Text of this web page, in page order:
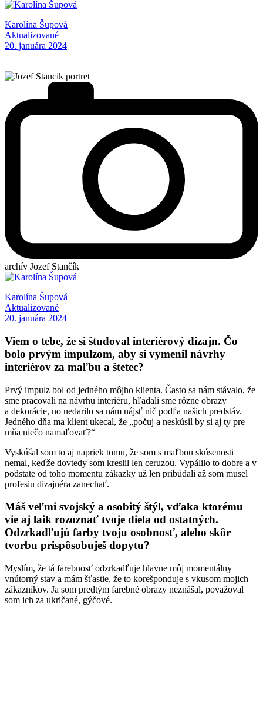
Karolína Šupová
Aktualizované
20. januára 2024
archív Jozef Stančík
Karolína Šupová
Aktualizované
20. januára 2024
Viem o tebe, že si študoval interiérový dizajn. Čo
bolo prvým impulzom, aby si vymenil návrhy
interiérov za maľbu a štetec?
Prvý impulz bol od jedného môjho klienta. Často sa nám stávalo, že
sme pracovali na návrhu interiéru, hľadali sme rôzne obrazy
a dekorácie, no nedarilo sa nám nájsť nič podľa našich predstáv.
Jedného dňa ma klient ukecal, že „počuj a neskúsil by si aj ty pre
mňa niečo namaľovať?“
Vyskúšal som to aj napriek tomu, že som s maľbou skúsenosti
nemal, keďže dovtedy som kreslil len ceruzou. Vypálilo to dobre a v
podstate od toho momentu zákazky už len pribúdali až som musel
profesiu dizajnéra zanechať.
Máš veľmi svojský a osobitý štýl, vďaka ktorému
vie aj laik rozoznať tvoje diela od ostatných.
Odzrkadľujú farby tvoju osobnosť, alebo skôr
tvorbu prispôsobuješ dopytu?
Myslím, že tá farebnosť odzrkadľuje hlavne môj momentálny
vnútorný stav a mám šťastie, že to korešponduje s vkusom mojich
zákazníkov. Ja som predtým farebné obrazy neznášal, považoval
som ich za ukričané, gýčové.